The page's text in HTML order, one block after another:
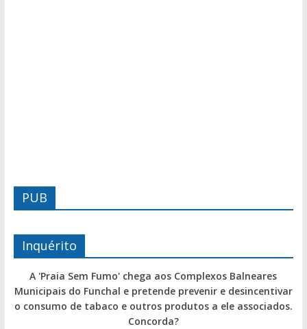
PUB
Inquérito
A 'Praia Sem Fumo' chega aos Complexos Balneares
Municipais do Funchal e pretende prevenir e desincentivar
o consumo de tabaco e outros produtos a ele associados.
Concorda?